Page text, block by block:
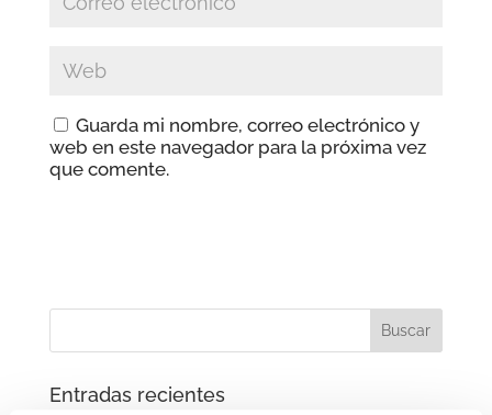
Guarda mi nombre, correo electrónico y
web en este navegador para la próxima vez
que comente.
Entradas recientes